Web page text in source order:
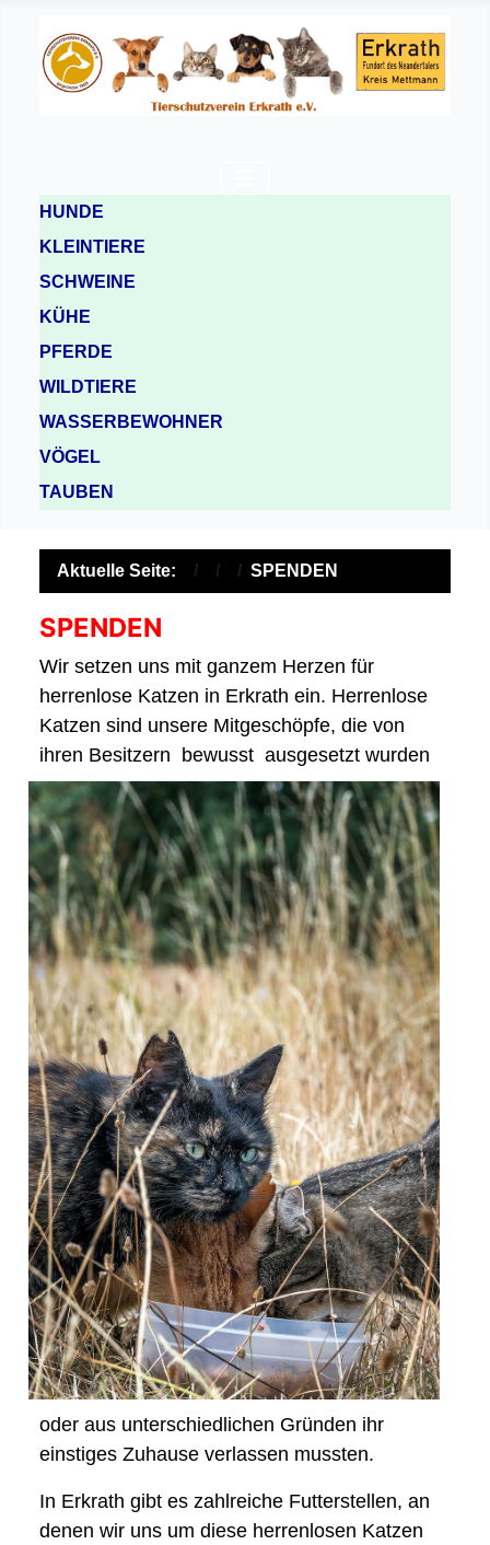
HUNDE
KLEINTIERE
SCHWEINE
KÜHE
PFERDE
WILDTIERE
WASSERBEWOHNER
VÖGEL
TAUBEN
Aktuelle Seite: SPENDEN
SPENDEN
Wir setzen uns mit ganzem Herzen für
herrenlose Katzen in Erkrath ein. Herrenlose
Katzen sind unsere Mitgeschöpfe, die von
ihren Besitzern
bewusst ausgesetzt wurden
oder aus unterschiedlichen Gründen ihr
einstiges Zuhause verlassen mussten.
In Erkrath gibt es zahlreiche Futterstellen, an
denen wir uns um diese herrenlosen Katzen